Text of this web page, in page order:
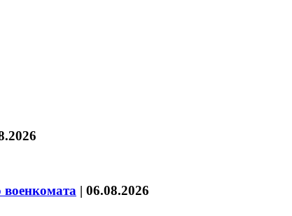
| 06.08.2026